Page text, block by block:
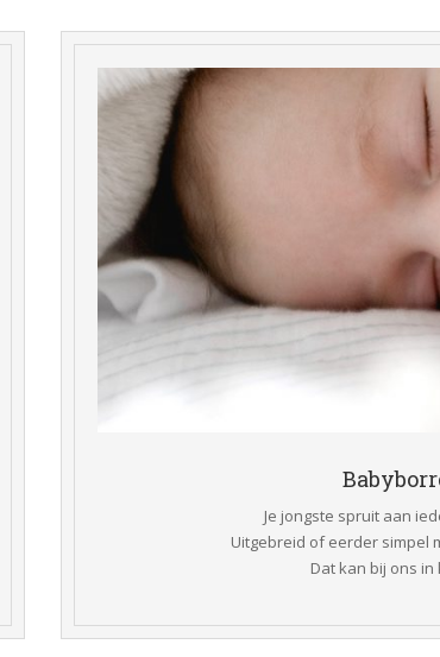
Je jongste spruit aan
Uitgebreid of eerder simpel
Dat kan bij ons in